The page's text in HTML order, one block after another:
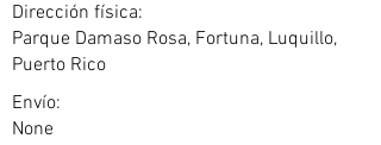
Dirección física:
Parque Damaso Rosa, Fortuna, Luquillo,
Puerto Rico
Envío:
None